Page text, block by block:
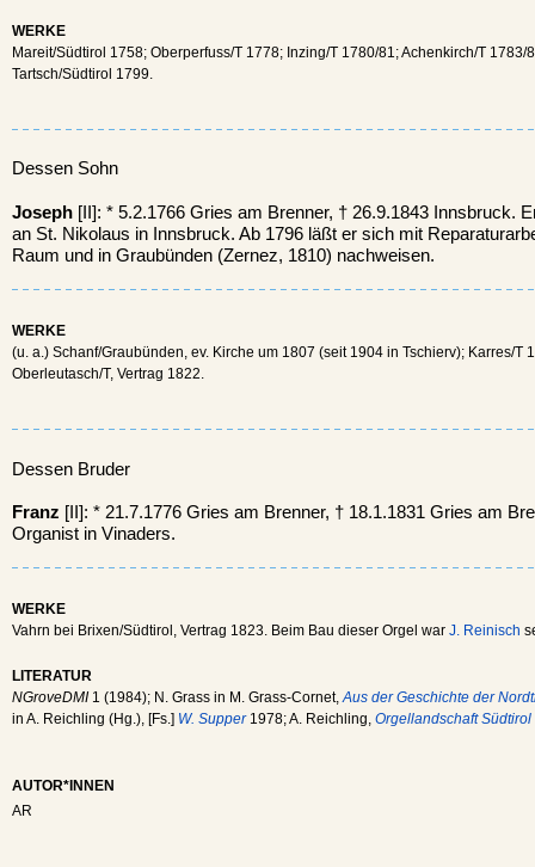
WERKE
Mareit/Südtirol 1758; Oberperfuss/T 1778; Inzing/T 1780/81; Achenkirch/T 1783/
Tartsch/Südtirol 1799.
Dessen Sohn
Joseph [II]: * 5.2.1766 Gries am Brenner, † 26.9.1843 Innsbruck.
an St. Nikolaus in Innsbruck. Ab 1796 läßt er sich mit
Raum und in Graubünden (Zernez, 1810) nachweisen.
WERKE
(u. a.) Schanf/Graubünden, ev. Kirche um 1807 (seit 1904 in Tschierv); Karres/T
Oberleutasch/T, Vertrag 1822.
Dessen Bruder
Franz [II]: * 21.7.1776 Gries am Brenner, † 18.1.1831 Gries am
Organist in Vinaders.
WERKE
Vahrn bei Brixen/Südtirol, Vertrag 1823. Beim Bau dieser Orgel war J. Reinisch
LITERATUR
NGroveDMI1 (1984); N. Grass in M. Grass-Cornet,Aus der Geschichte der
in A. Reichling (Hg.), [Fs.] W. Supper1978; A. Reichling, Orgellandschaft Südtirol
AUTOR*INNEN
AR